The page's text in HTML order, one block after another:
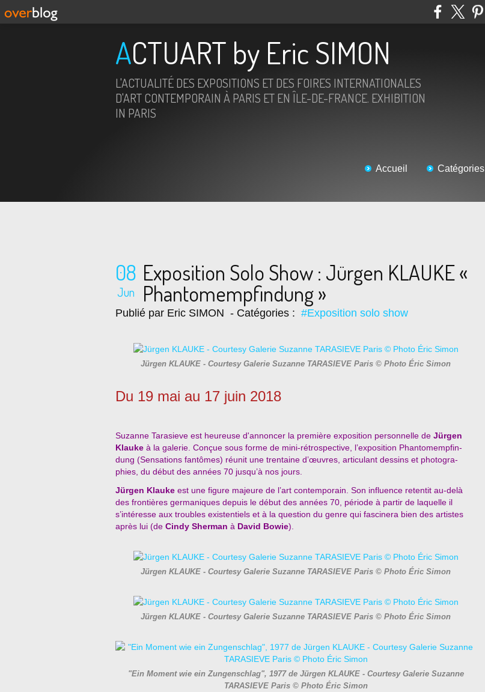
ACTUART by Eric SIMON
L'ACTUALITÉ DES EXPOSITIONS ET DES FOIRES INTERNATIONALES
D'ART CONTEMPORAIN À PARIS ET EN ÎLE-DE-FRANCE. EXHIBITION
IN PARIS
Accueil Catégories
08
Jun
Exposition Solo Show : Jürgen KLAUKE «
Phantomempfindung »
Publié par Eric SIMON - Catégories : #Exposition solo show
Jürgen KLAUKE - Courtesy Galerie Suzanne TARASIEVE Paris © Photo Éric Simon
Du 19 mai au 17 juin 2018
Suzanne Tarasieve est heureuse d'annoncer la première exposition personnelle de Jürgen
Klauke à la galerie. Conçue sous forme de mini-rétrospective, l’exposition Phantomempfin-
dung (Sensations fantômes) réunit une trentaine d’œuvres, articulant dessins et photogra-
phies, du début des années 70 jusqu’à nos jours.
Jürgen Klauke est une figure majeure de l’art contemporain. Son influence retentit au-delà
des frontières germaniques depuis le début des années 70, période à partir de laquelle il
s’intéresse aux troubles existentiels et à la question du genre qui fascinera bien des artistes
après lui (de Cindy Sherman à David Bowie).
Jürgen KLAUKE - Courtesy Galerie Suzanne TARASIEVE Paris © Photo Éric Simon
Jürgen KLAUKE - Courtesy Galerie Suzanne TARASIEVE Paris © Photo Éric Simon
"Ein Moment wie ein Zungenschlag", 1977 de Jürgen KLAUKE - Courtesy Galerie Suzanne
TARASIEVE Paris © Photo Éric Simon